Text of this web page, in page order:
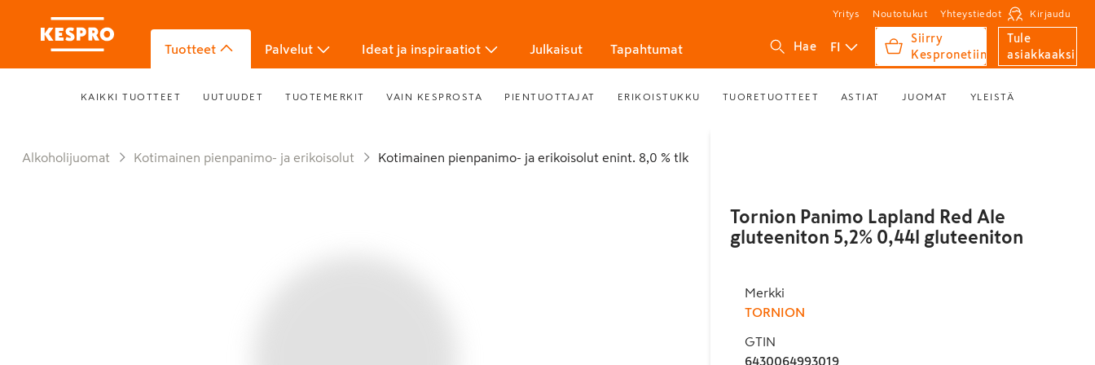
Yritys Noutotukut Yhteystiedot Kirjaudu
Tuotteet Palvelut Ideat ja inspiraatiot Julkaisut Tapahtumat Hae FI
Siirry
Kespronetiin
Tule
asiakkaaksi
KAIKKI TUOTTEET UUTUUDET TUOTEMERKIT VAIN KESPROSTA PIENTUOTTAJAT ERIKOISTUKKU TUORETUOTTEET ASTIAT JUOMAT YLEISTÄ
Alkoholijuomat Kotimainen pienpanimo- ja erikoisolut Kotimainen pienpanimo- ja erikoisolut enint. 8,0 % tlk
Tornion Panimo Lapland Red Ale
gluteeniton 5,2% 0,44l gluteeniton
Merkki
TORNION
GTIN
6430064993019